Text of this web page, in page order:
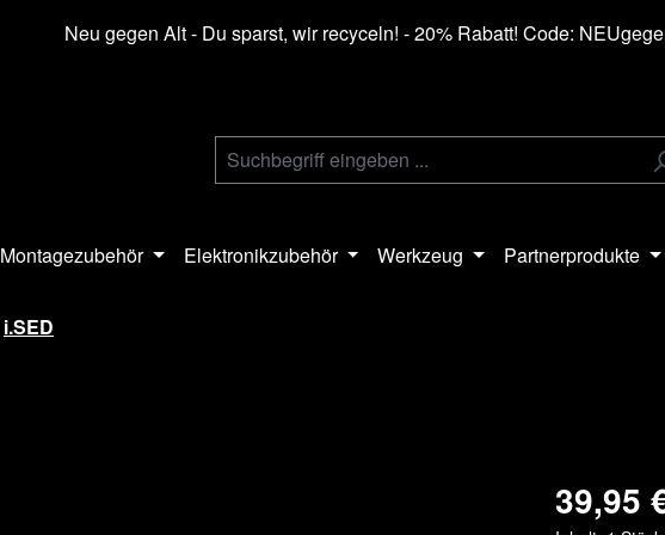
Neu gegen Alt - Du sparst, wir recyceln! - 20% Rabatt! Code:
Montagezubehör Elektronikzubehör Werkzeug Partnerprodukte
i.SED
39,95